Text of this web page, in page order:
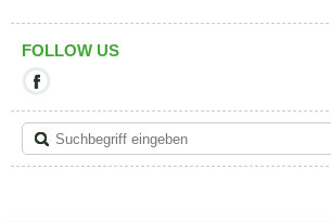
FOLLOW US
Link
verlassen
Sie
die